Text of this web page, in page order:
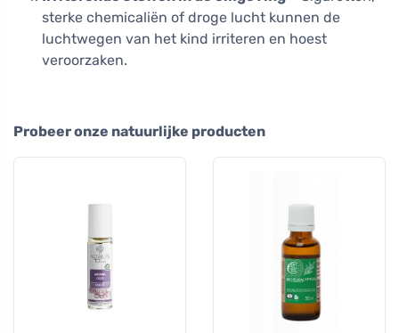
sterke chemicaliën of droge lucht kunnen de
luchtwegen van het kind irriteren en hoest
veroorzaken.
Probeer onze natuurlijke producten